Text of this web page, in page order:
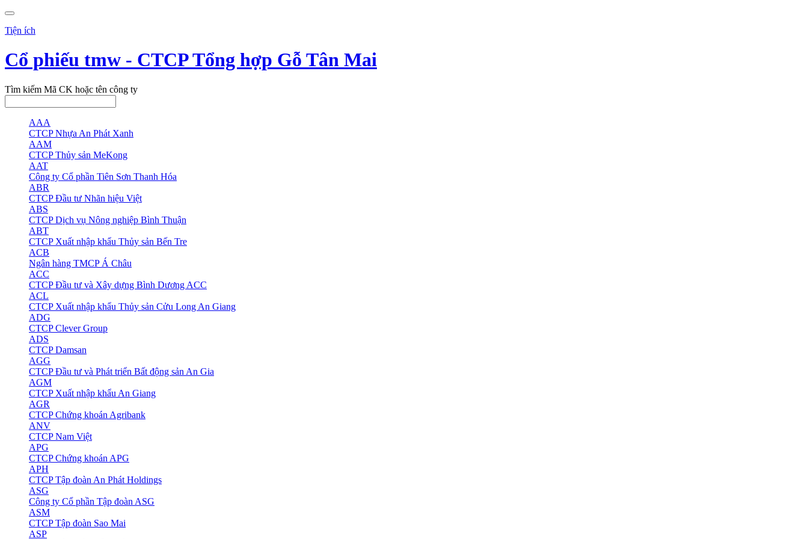
Tiện ích
Cổ phiếu tmw - CTCP Tổng hợp Gỗ Tân Mai
Tìm kiếm Mã CK hoặc tên công ty
AAA
CTCP Nhựa An Phát Xanh
AAM
CTCP Thủy sản MeKong
AAT
Công ty Cổ phần Tiên Sơn Thanh Hóa
ABR
CTCP Đầu tư Nhãn hiệu Việt
ABS
CTCP Dịch vụ Nông nghiệp Bình Thuận
ABT
CTCP Xuất nhập khẩu Thủy sản Bến Tre
ACB
Ngân hàng TMCP Á Châu
ACC
CTCP Đầu tư và Xây dựng Bình Dương ACC
ACL
CTCP Xuất nhập khẩu Thủy sản Cửu Long An Giang
ADG
CTCP Clever Group
ADS
CTCP Damsan
AGG
CTCP Đầu tư và Phát triển Bất động sản An Gia
AGM
CTCP Xuất nhập khẩu An Giang
AGR
CTCP Chứng khoán Agribank
ANV
CTCP Nam Việt
APG
CTCP Chứng khoán APG
APH
CTCP Tập đoàn An Phát Holdings
ASG
Công ty Cổ phần Tập đoàn ASG
ASM
CTCP Tập đoàn Sao Mai
ASP